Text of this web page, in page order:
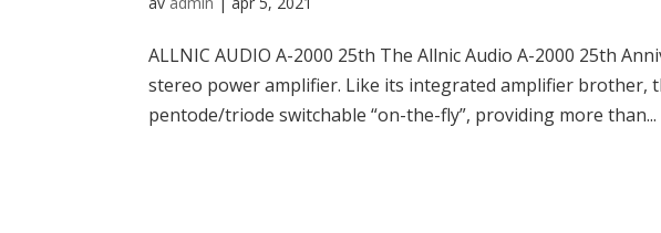
ALLNIC AUDIO A-2000 25th The Allnic Audio A-2000 25th
stereo power amplifier. Like its integrated amplifier brother,
pentode/triode switchable “on-the-fly”, providing more than...